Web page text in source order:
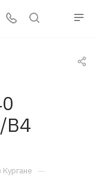
B4
—